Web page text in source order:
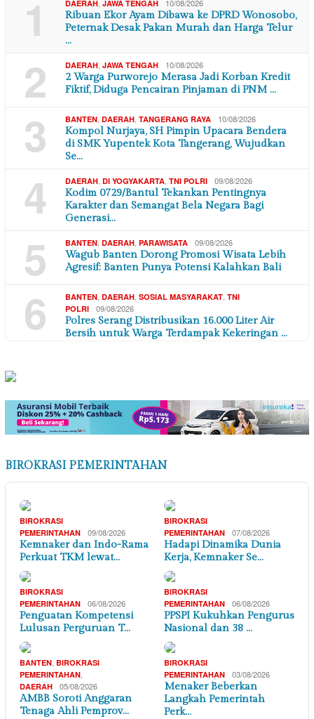
1 DAERAH JAWA TENGAH 10/08/2026
Ribuan Ekor Ayam Dibawa ke DPRD Wonosobo,
Peternak Desak Pakan Murah dan Harga Telur
…
2 DAERAH JAWA TENGAH 10/08/2026
2 Warga Purworejo Merasa Jadi Korban Kredit
Fiktif, Diduga Pencairan Pinjaman di PNM …
3 BANTEN DAERAH TANGERANG RAYA 10/08/2026
Kompol Nurjaya, SH Pimpin Upacara Bendera
di SMK Yupentek Kota Tangerang, Wujudkan
Se…
4 DAERAH DI YOGYAKARTA TNI POLRI 09/08/2026
Kodim 0729/Bantul Tekankan Pentingnya
Karakter dan Semangat Bela Negara Bagi
Generasi…
5 BANTEN DAERAH PARAWISATA 09/08/2026
Wagub Banten Dorong Promosi Wisata Lebih
Agresif: Banten Punya Potensi Kalahkan Bali
6 BANTEN DAERAH SOSIAL MASYARAKAT TNI
POLRI
09/08/2026
Polres Serang Distribusikan 16.000 Liter Air
Bersih untuk Warga Terdampak Kekeringan …
BIROKRASI PEMERINTAHAN
BIROKRASI
PEMERINTAHAN
09/08/2026
Kemnaker dan Indo-Rama
Perkuat TKM lewat…
BIROKRASI
PEMERINTAHAN
07/08/2026
Hadapi Dinamika Dunia
Kerja, Kemnaker Se…
BIROKRASI
PEMERINTAHAN
06/08/2026
Penguatan Kompetensi
Lulusan Perguruan T…
BIROKRASI
PEMERINTAHAN
06/08/2026
PPSPI Kukuhkan Pengurus
Nasional dan 38 …
BANTEN, BIROKRASI
PEMERINTAHAN,
DAERAH 05/08/2026
AMBB Soroti Anggaran
Tenaga Ahli Pemprov…
BIROKRASI
PEMERINTAHAN
03/08/2026
Menaker Beberkan
Langkah Pemerintah
Perk…